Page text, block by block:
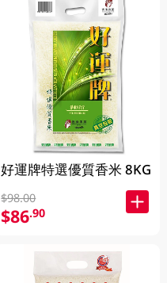
好運牌特選優質香米 8KG
$98.00
$86.90